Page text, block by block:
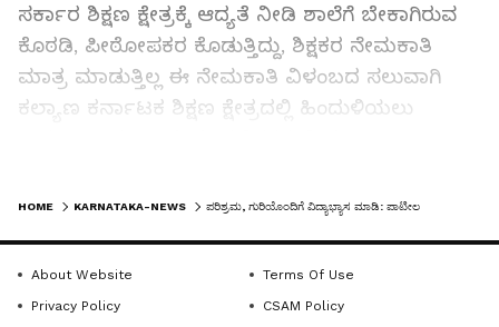
ಸರ್ಕಾರ ಶಿಕ್ಷಣ ಕ್ಷೇತ್ರಕ್ಕೆ ಆದ್ಯತೆ ನೀಡಿ ಶಾಲೆಗೆ ಬೇಕಾಗಿರುವ
ಕೊಠಡಿ, ಪೀಠೋಪಕರ ಕೊಡುತ್ತಿದ್ದು, ಶಿಕ್ಷಕರ ನೇಮಕಾತಿ
ಮಾತ್ರ ಮಾಡುತ್ತಿಲ್ಲ ಈ ನೇಮಕಾತಿ ವಿಳಂಬದ ಸಲುವಾಗಿ
ಕಲ್ಯಾಣ ಕರ್ನಾಟಕ ಶಿಕ್ಷಣ ಕ್ಷೇತ್ರದಲ್ಲಿ ಹಿಂದುಳಿಯಲು
HOME KARNATAKA-NEWS ಪರಿಶ್ರಮ, ಗುರಿಯೊಂದಿಗೆ ವಿದ್ಯಾಭ್ಯಾಸ ಮಾಡಿ: ಪಾಟೀಲ
About Website
Terms Of Use
Privacy Policy
CSAM Policy